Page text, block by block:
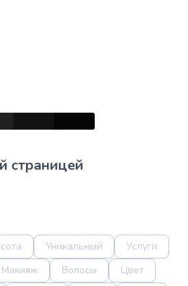
страницей
Уникальный
Услуги
Макияж Волосы
Цвет